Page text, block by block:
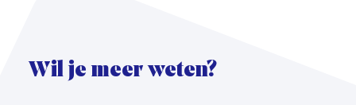
Wil je meer weten?